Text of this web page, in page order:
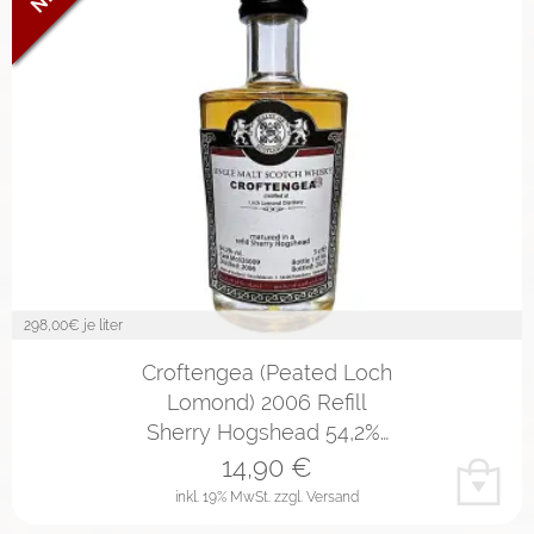
298,00€ je liter
Croftengea (Peated Loch
Lomond) 2006 Refill
Sherry Hogshead 54,2%…
inkl. 19% MwSt. zzgl. Versand
14,90 €